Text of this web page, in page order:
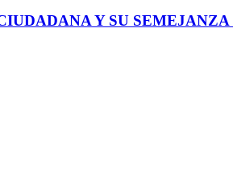
Y SU